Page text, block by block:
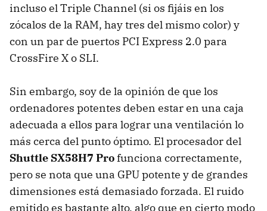
incluso el Triple Channel (si os fijáis en los
zócalos de la RAM, hay tres del mismo color) y
con un par de puertos PCI Express 2.0 para
CrossFire X o SLI.
Sin embargo, soy de la opinión de que los
ordenadores potentes deben estar en una caja
adecuada a ellos para lograr una ventilación lo
más cerca del punto óptimo. El procesador del
Shuttle SX58H7 Profunciona correctamente,
pero se nota que una GPUpotente y de grandes
dimensiones está demasiado forzada. El ruido
emitido es bastante alto, algo que en cierto modo